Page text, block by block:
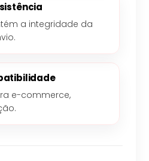
a integridade da
e-commerce,